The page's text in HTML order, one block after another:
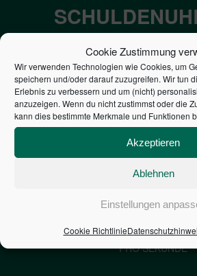
Cookie Zustimmung
Wir verwenden Technologien wie Cookies, um
speichern und/oder darauf zuzugreifen. Wir tun
Erlebnis zu verbessern und um (nicht)
anzuzeigen. Wenn du nicht zustimmst oder die
kann dies bestimmte Merkmale und Funktionen
Akzeptieren
Ablehnen
Einstellungen
Cookie Richtlinie
BUNDES
7,052
PRO SEKUNDE
1,601
ZINSEN
PRO SEKUNDE